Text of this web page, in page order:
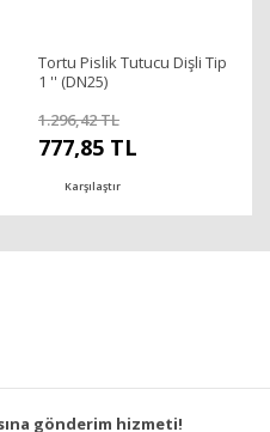
Tortu Pislik Tutucu Dişli Tip
1 '' (DN25)
1.296,42 TL
777,85 TL
Karşılaştır
gönderim hizmeti!